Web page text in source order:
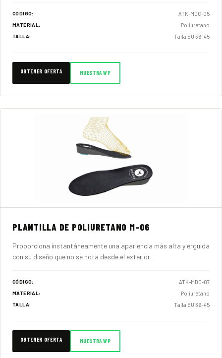
CÓDIGO: ATK-MDC-05
MATERIAL: Poliuretano
TALLA: Talla EU 36–45
OBTENER OFERTA MUESTRA WP
PLANTILLA DE POLIURETANO M-06
Proporciona instantáneamente una apariencia más alta y erguida
con su diseño que no se nota desde el exterior.
CÓDIGO: ATK-MDC-07
MATERIAL: Poliuretano
TALLA: Talla EU 36–45
OBTENER OFERTA MUESTRA WP